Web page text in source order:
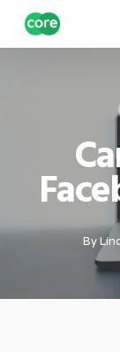
Skip
By